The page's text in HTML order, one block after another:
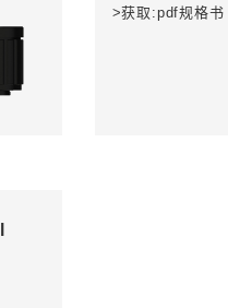
>获取:pdf规格书